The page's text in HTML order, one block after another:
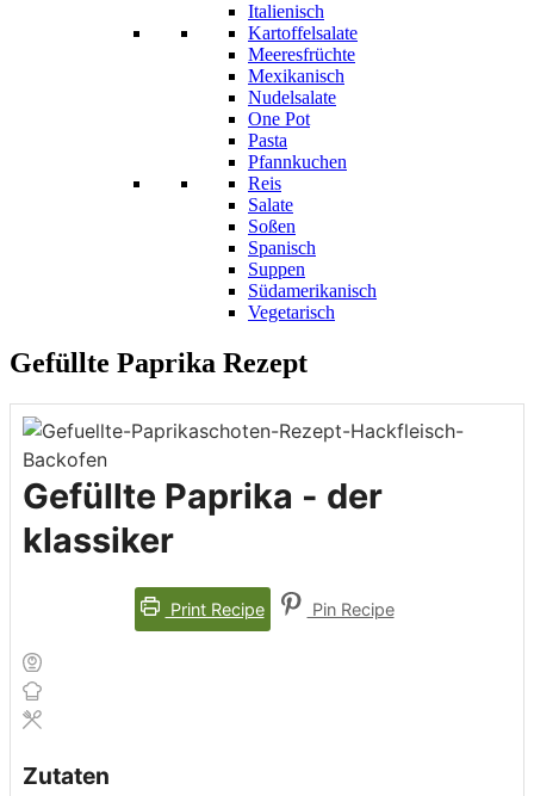
Italienisch
Kartoffelsalate
Meeresfrüchte
Mexikanisch
Nudelsalate
One Pot
Pasta
Pfannkuchen
Reis
Salate
Soßen
Spanisch
Suppen
Südamerikanisch
Vegetarisch
Gefüllte Paprika Rezept
Gefüllte Paprika - der
klassiker
Print Recipe Pin Recipe
Zutaten